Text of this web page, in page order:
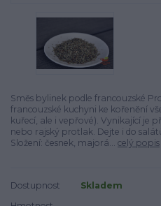
Směs bylinek podle francouzské
francouzské kuchyni ke kořenění
kuřecí, ale i vepřové). Vynikající je
nebo rajský protlak. Dejte i do
Složení: česnek, majorá... celý popis
Dostupnost
Skladem